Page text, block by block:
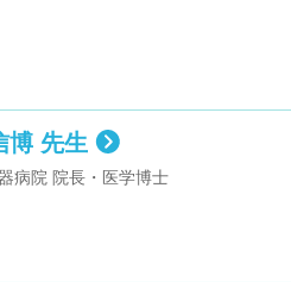
博 先生
病院 院長・医学博士